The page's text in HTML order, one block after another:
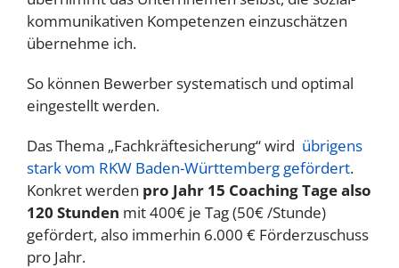
kommunikativen Kompetenzen einzuschätzen
übernehme ich.
So können Bewerber systematisch und optimal
eingestellt werden.
Das Thema „Fachkräftesicherung“ wird übrigens
stark vom RKW Baden-Württemberg gefördert.
Konkret werden pro Jahr 15 Coaching Tage also
120 Stunden mit 400€ je Tag (50€ /Stunde)
gefördert, also immerhin 6.000 € Förderzuschuss
pro Jahr.